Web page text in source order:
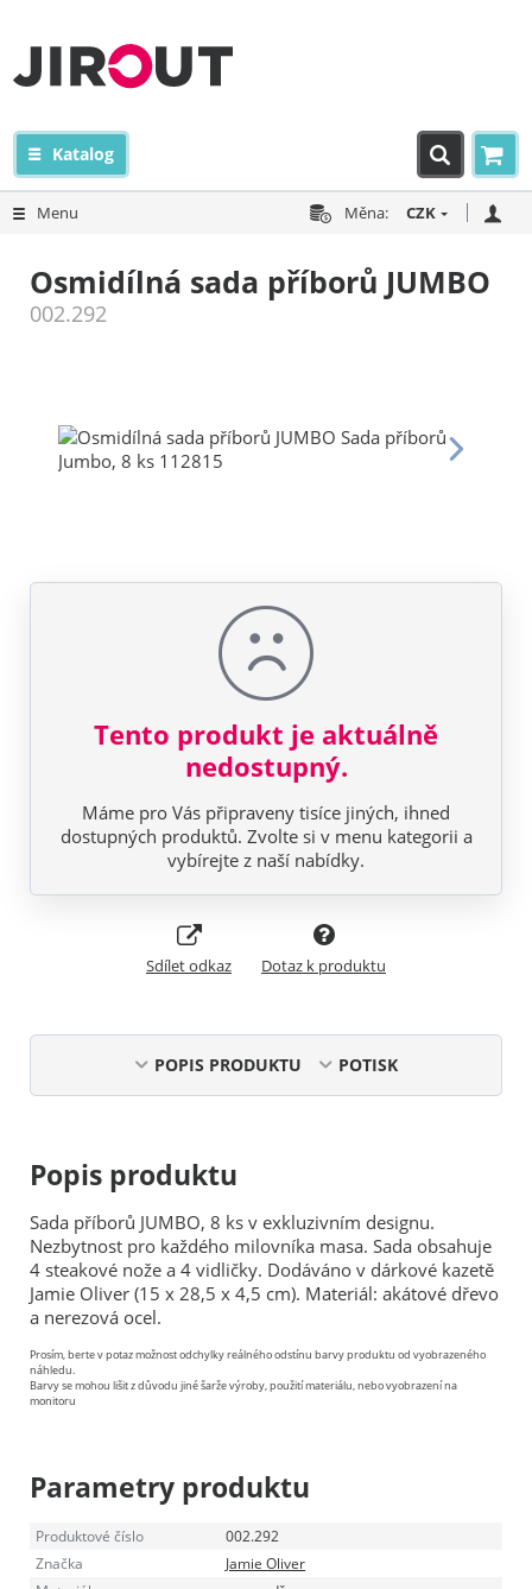
Katalog
Menu Měna: CZK
Osmidílná sada příborů JUMBO
002.292
Tento produkt je aktuálně
nedostupný.
Máme pro Vás připraveny tisíce jiných, ihned
dostupných produktů. Zvolte si v menu kategorii a
vybírejte z naší nabídky.
Sdílet odkaz Dotaz k produktu
POPIS PRODUKTU POTISK
Popis produktu
Sada příborů JUMBO, 8 ks v exkluzivním designu.
Nezbytnost pro každého milovníka masa. Sada obsahuje
4 steakové nože a 4 vidličky. Dodáváno v dárkové kazetě
Jamie Oliver (15 x 28,5 x 4,5 cm). Materiál: akátové dřevo
a nerezová ocel.
Prosím, berte v potaz možnost odchylky reálného odstínu barvy produktu od vyobrazeného
náhledu.
Barvy se mohou lišit z důvodu jiné šarže výroby, použití materiálu, nebo vyobrazení na
monitoru
Parametry produktu
Produktové číslo
002.292
Značka
Jamie Oliver